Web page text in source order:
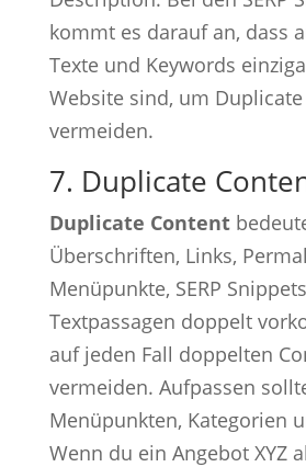
kommt es darauf an, dass
Texte und Keywords
Website sind, um
vermeiden.
7. Duplicate
Duplicate Content
Überschriften, Links,
Menüpunkte, SERP
Textpassagen doppelt
auf jeden Fall doppelten
vermeiden. Aufpassen
Menüpunkten, Kategorien
Wenn du ein Angebot XYZ